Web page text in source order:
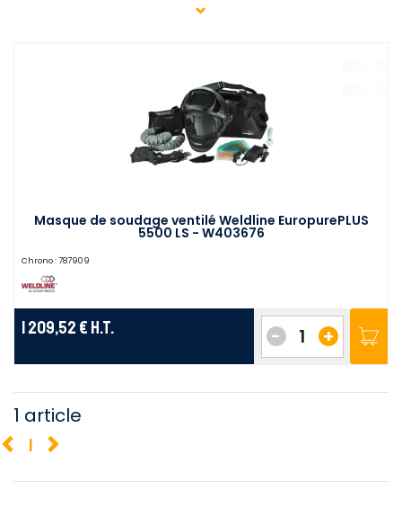
Masque de soudage ventilé Weldline EuropurePLUS
5500 LS - W403676
Chrono : 787909
1 209,52 € H.T. +
-
1 article
1